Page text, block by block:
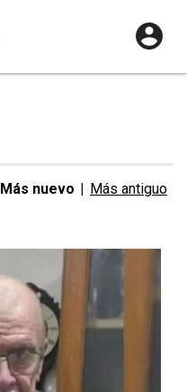
Más nuevo | Más antiguo